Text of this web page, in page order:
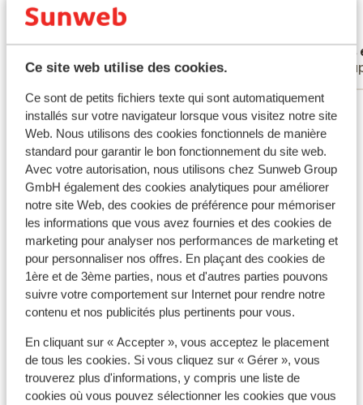
Ce site web utilise des cookies.
Ce sont de petits fichiers texte qui sont automatiquement
installés sur votre navigateur lorsque vous visitez notre site
Web. Nous utilisons des cookies fonctionnels de manière
standard pour garantir le bon fonctionnement du site web.
Avec votre autorisation, nous utilisons chez Sunweb Group
GmbH également des cookies analytiques pour améliorer
notre site Web, des cookies de préférence pour mémoriser
les informations que vous avez fournies et des cookies de
marketing pour analyser nos performances de marketing et
pour personnaliser nos offres. En plaçant des cookies de
1ère et de 3ème parties, nous et d'autres parties pouvons
suivre votre comportement sur Internet pour rendre notre
contenu et nos publicités plus pertinents pour vous.
En cliquant sur « Accepter », vous acceptez le placement
de tous les cookies. Si vous cliquez sur « Gérer », vous
trouverez plus d'informations, y compris une liste de
cookies où vous pouvez sélectionner les cookies que vous
bedste vi har prøvet.
bedste vi har prøvet.
Couples
Jos
Voir tous les 36 avis
Autres hébergements - Côte Egéenne
Hôtel Xanadu Island
Hôtel Voyage Torba
Hôtel Kefaluka Resort
Hôtel Aquasis Deluxe Resort & Spa
Hôtel Maxeria Blue Didyma